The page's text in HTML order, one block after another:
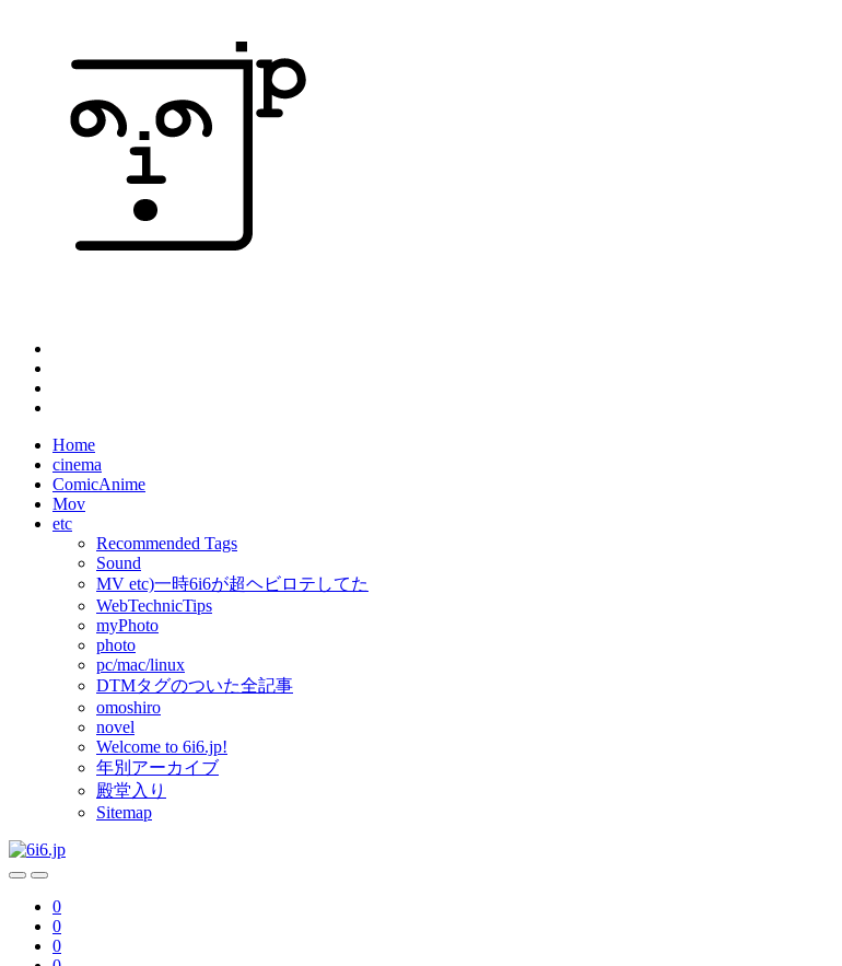
Home
cinema
ComicAnime
Mov
etc
Recommended Tags
Sound
MV etc)一時6i6が超ヘビロテしてた
WebTechnicTips
myPhoto
photo
pc/mac/linux
DTMタグのついた全記事
omoshiro
novel
Welcome to 6i6.jp!
年別アーカイブ
殿堂入り
Sitemap
0
0
0